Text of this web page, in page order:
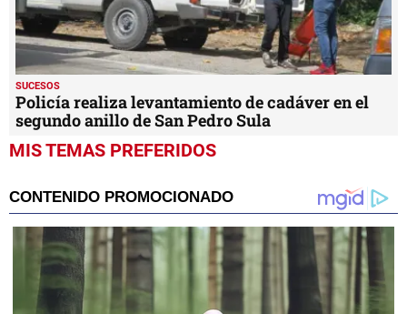
SUCESOS
Policía realiza levantamiento de cadáver en el
segundo anillo de San Pedro Sula
MIS TEMAS PREFERIDOS